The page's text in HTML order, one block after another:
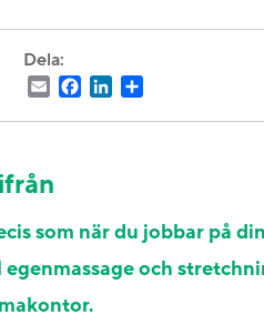
Dela:
EmailFacebookLinkedIn
som när du jobbar på
och